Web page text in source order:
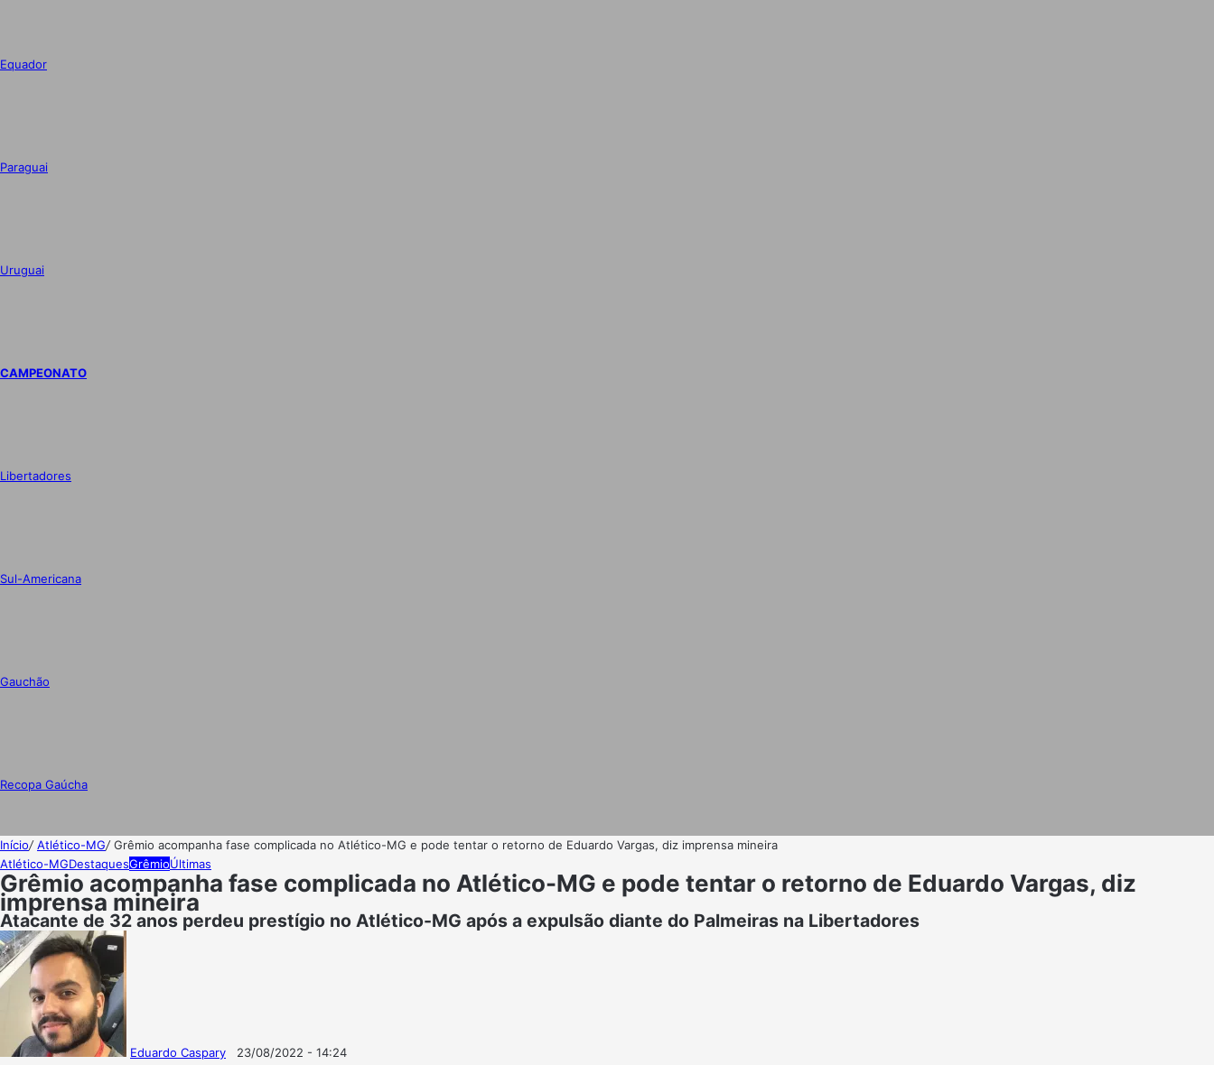
Equador
Paraguai
Uruguai
CAMPEONATO
Libertadores
Sul-Americana
Gauchão
Recopa Gaúcha
Início/Atlético-MG/Grêmio acompanha fase complicada no Atlético-MG e pode tentar o retorno de Eduardo Vargas, diz imprensa mineira
Atlético-MGDestaquesGrêmioÚltimas
Grêmio acompanha fase complicada no Atlético-MG e pode tentar o retorno de Eduardo Vargas, diz
imprensa mineira
Atacante de 32 anos perdeu prestígio no Atlético-MG após a expulsão diante do Palmeiras na Libertadores
Eduardo Caspary 23/08/2022 - 14:24